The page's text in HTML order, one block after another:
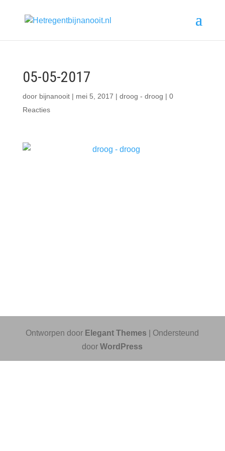
05-05-2017
door bijnanooit| mei 5, 2017 | droog - droog | 0
Reacties
Ontworpen door Elegant Themes | Ondersteund
doorWordPress